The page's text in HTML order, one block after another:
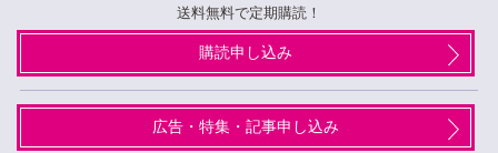
送料無料で定期購読！
購読申し込み
広告・特集・記事申し込み